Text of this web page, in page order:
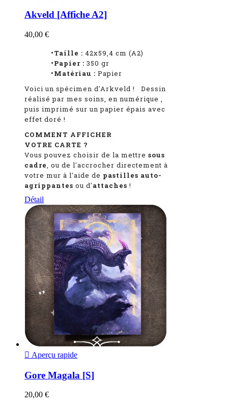
Akveld [Affiche A2]
40,00 €
•Taille : 42x59,4 cm (A2)
•Papier : 350 gr
•Matériau : Papier
Voici un spécimen d'Arkveld !
Dessin
réalisé par mes soins, en numérique ,
puis imprimé sur un papier épais avec
effet doré !
COMMENT AFFICHER
VOTRE CARTE ?
Vous pouvez choisir de la mettre sous
cadre, ou de l'accrocher directement à
votre mur à l'aide de pastilles auto-
agrippantes ou d'attaches !
Détail
 Aperçu rapide
Gore Magala [S]
20,00 €